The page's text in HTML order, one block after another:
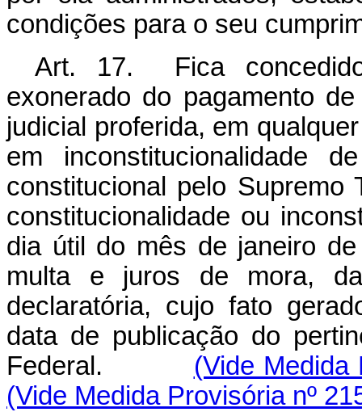
condições para o seu
Art. 17. Fica
exonerado do pagamento
judicial proferida, em
em inconstitucionalidade
constitucional pelo Supremo
constitucionalidade ou
dia útil do mês de janeiro
multa e juros de mora,
declaratória, cujo fato
data de publicação do
Federal. (Vide Medida
(Vide Medida Provisória nº